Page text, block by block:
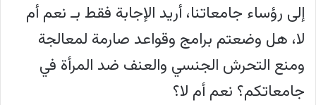
إلى رؤساء جامعاتنا، أريد الإجابة فقط بـ نعم أم
لا، هل وضعتم برامج وقواعد صارمة لمعالجة
ومنع التحرش الجنسي والعنف ضد المرأة في
جامعاتكم؟ نعم أم لا؟